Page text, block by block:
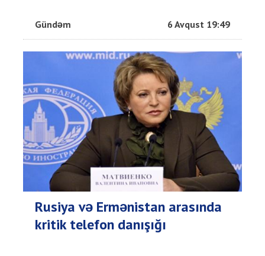
Gündəm 6 Avqust 19:49
Rusiya və Ermənistan arasında
kritik telefon danışığı